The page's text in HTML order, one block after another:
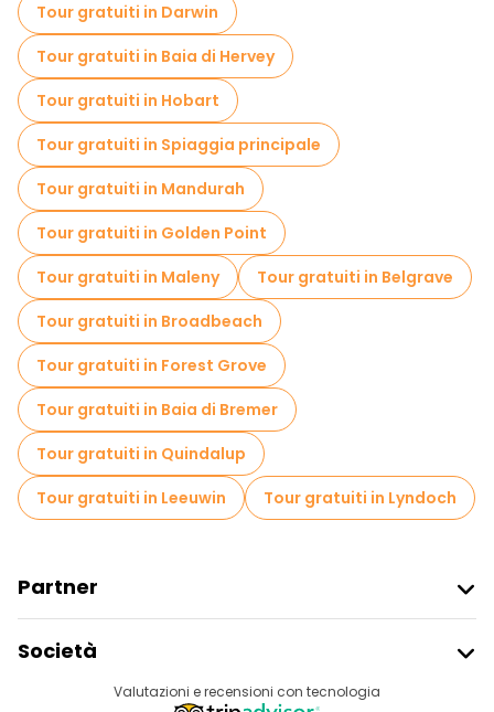
Tour gratuiti in Darwin
Tour gratuiti in Baia di Hervey
Tour gratuiti in Hobart
Tour gratuiti in Spiaggia principale
Tour gratuiti in Mandurah
Tour gratuiti in Golden Point
Tour gratuiti in Maleny
Tour gratuiti in Belgrave
Tour gratuiti in Broadbeach
Tour gratuiti in Forest Grove
Tour gratuiti in Baia di Bremer
Tour gratuiti in Quindalup
Tour gratuiti in Leeuwin
Tour gratuiti in Lyndoch
Partner
Accesso Del Fornitore
Programma Di Affiliazione
Società
DestinazioniValutazioni e recensioni con tecnologia